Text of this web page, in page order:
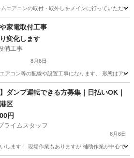
エアコンの取付・取外しをメインに行っていただ
その他 量販店
家電取付工事
変化します
備工事
8月6日
アコン等の配線や設置工事になります、 形態はア
その他
】ダンプ運転できる方募集｜日払いOK｜
区
円
ライムスタッフ
8月6日
します！ 現場作業もありますが 補助作業が中心です